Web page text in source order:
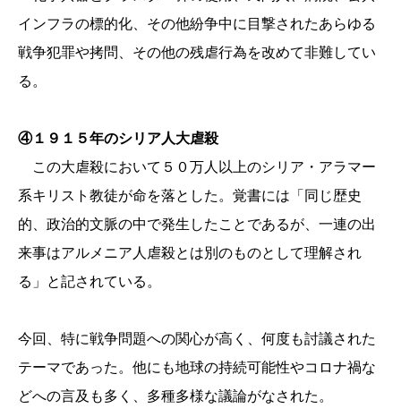
インフラの標的化、その他紛争中に目撃されたあらゆる
戦争犯罪や拷問、その他の残虐行為を改めて非難してい
る。
④１９１５年のシリア人大虐殺
この大虐殺において５０万人以上のシリア・アラマー
系キリスト教徒が命を落とした。覚書には「同じ歴史
的、政治的文脈の中で発生したことであるが、一連の出
来事はアルメニア人虐殺とは別のものとして理解され
る」と記されている。
今回、特に戦争問題への関心が高く、何度も討議された
テーマであった。他にも地球の持続可能性やコロナ禍な
どへの言及も多く、多種多様な議論がなされた。